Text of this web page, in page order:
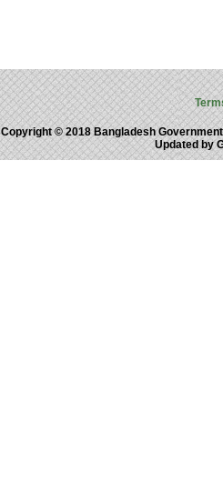
Copyright © 2018 Bangladesh
Updated by